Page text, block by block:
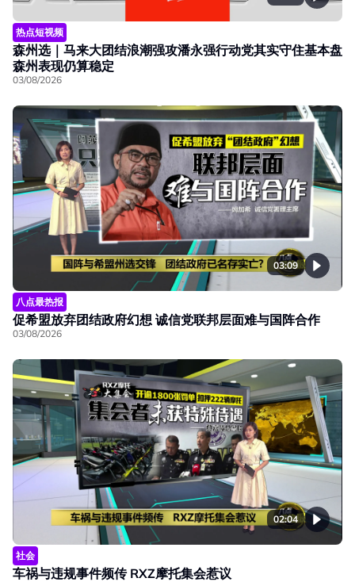
热点短视频
森州选｜马来大团结浪潮强攻潘永强行动党其实守住基本盘
森州表现仍算稳定
03/08/2026
03:09
八点最热报
促希盟放弃团结政府幻想 诚信党联邦层面难与国阵合作
03/08/2026
02:04
社会
车祸与违规事件频传 RXZ摩托集会惹议